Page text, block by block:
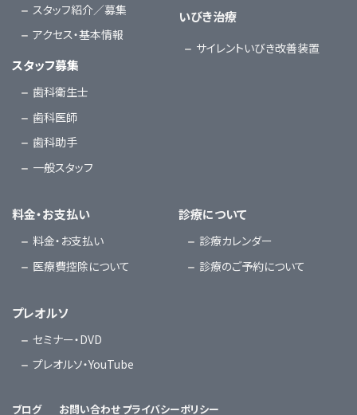
スタッフ紹介／募集
アクセス・基本情報
スタッフ募集
歯科衛生士
歯科医師
歯科助手
一般スタッフ
いびき治療
サイレントいびき改善装置
料金・お支払い
料金・お支払い
医療費控除について
診療について
診療カレンダー
診療のご予約について
プレオルソ
セミナー・DVD
プレオルソ・YouTube
ブログ お問い合わせプライバシーポリシー